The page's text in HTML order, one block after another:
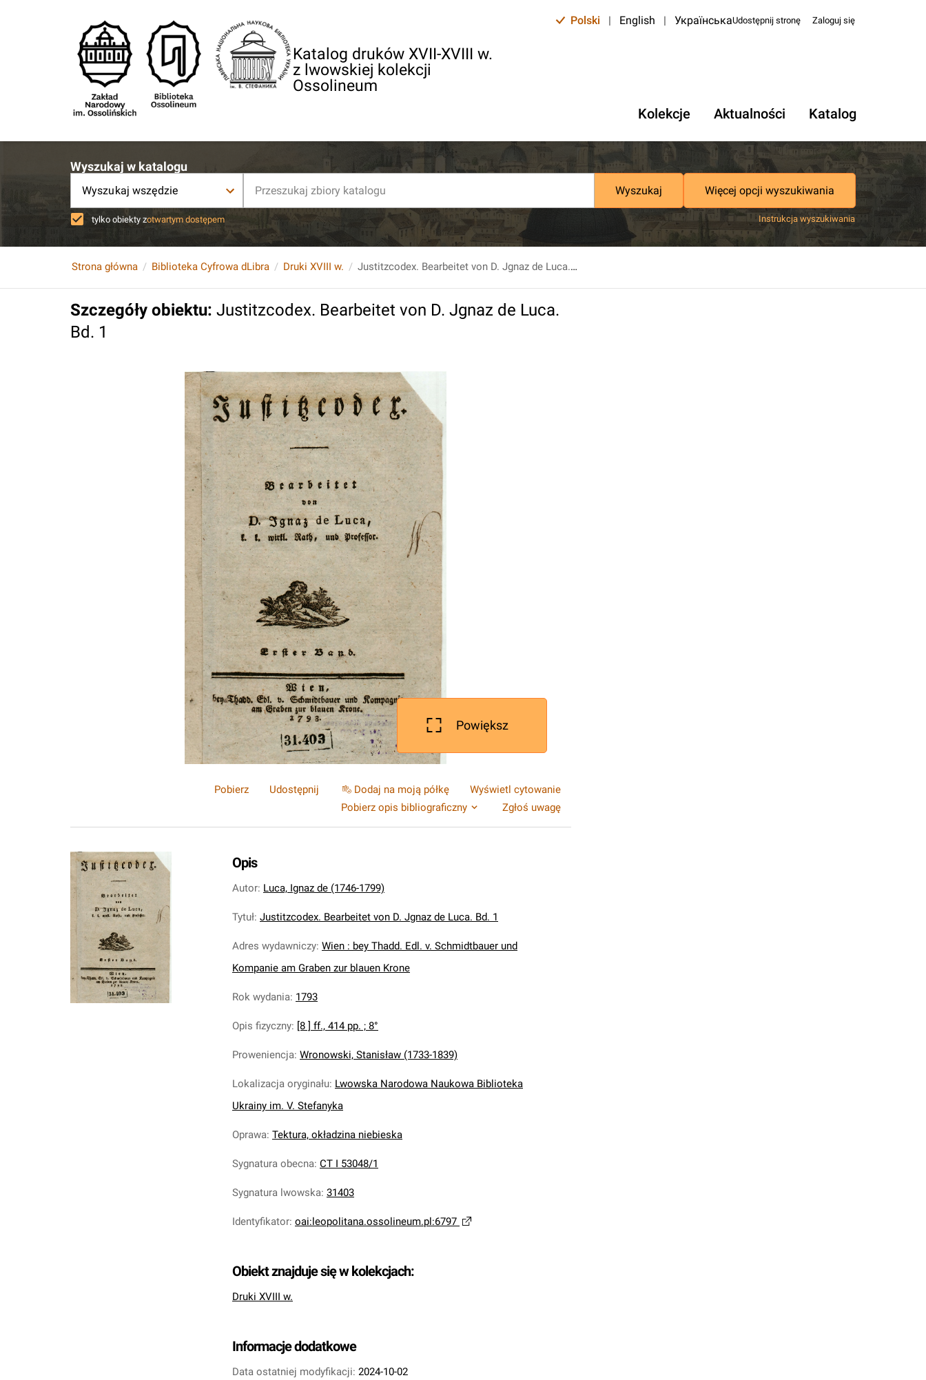
Katalog druków XVII-XVIII w.
z lwowskiej kolekcji
Ossolineum
Polski | English | УкраїнськаUdostępnij stronę Zaloguj się
Kolekcje Aktualności Katalog
Wyszukaj w katalogu
Wyszukaj wszędzie Wyszukaj Więcej opcji wyszukiwania
tylko obiekty zotwartym dostępem Instrukcja wyszukiwania
Strona główna Biblioteka Cyfrowa dLibra Druki XVIII w. Justitzcodex. Bearbeitet von D. Jgnaz de Luca. Bd. 1
Szczegóły obiektu: Justitzcodex. Bearbeitet von D. Jgnaz de Luca.
Bd. 1
Powiększ
Pobierz Udostępnij Dodaj na moją półkę
Wyświetl cytowanie
Pobierz opis bibliograficzny
Zgłoś uwagę
Opis
Autor: Luca, Ignaz de (1746-1799)
Tytuł: Justitzcodex. Bearbeitet von D. Jgnaz de Luca. Bd. 1
Adres wydawniczy: Wien : bey Thadd. Edl. v. Schmidtbauer und
Kompanie am Graben zur blauen Krone
Rok wydania: 1793
Opis fizyczny: [8 ] ff., 414 pp. ; 8°
Proweniencja: Wronowski, Stanisław (1733-1839)
Lokalizacja oryginału: Lwowska Narodowa Naukowa Biblioteka
Ukrainy im. V. Stefanyka
Oprawa: Tektura, okładzina niebieska
Sygnatura obecna: CT I 53048/1
Sygnatura lwowska: 31403
Identyfikator: oai:leopolitana.ossolineum.pl:6797
Obiekt znajduje się w kolekcjach:
Druki XVIII w.
Informacje dodatkowe
Data ostatniej modyfikacji: 2024-10-02